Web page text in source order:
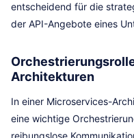
entscheidend für die
der API-Angebote eines
Architekturen
In einer Microservices-
eine wichtige
reibungslose